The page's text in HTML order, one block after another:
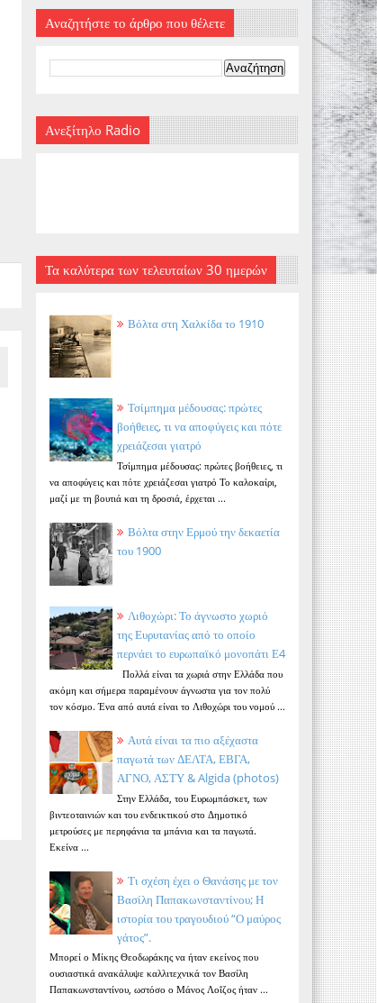
Αναζητήστε το άρθρο που θέλετε
Ανεξίτηλο Radio
Τα καλύτερα των τελευταίων 30 ημερών
Βόλτα στη Χαλκίδα το 1910
Τσίμπημα μέδουσας: πρώτες
βοήθειες, τι να αποφύγεις και πότε
χρειάζεσαι γιατρό
Τσίμπημα μέδουσας: πρώτες βοήθειες, τι
να αποφύγεις και πότε χρειάζεσαι γιατρό Το καλοκαίρι,
μαζί με τη βουτιά και τη δροσιά, έρχεται ...
Βόλτα στην Ερμού την δεκαετία
του 1900
Λιθοχώρι: Το άγνωστο χωριό
της Ευρυτανίας από το οποίο
περνάει το ευρωπαϊκό μονοπάτι Ε4
Πολλά είναι τα χωριά στην Ελλάδα που
ακόμη και σήμερα παραμένουν άγνωστα για τον πολύ
τον κόσμο. Ένα από αυτά είναι το Λιθοχώρι του νομού ...
Αυτά είναι τα πιο αξέχαστα
παγωτά των ΔΕΛΤΑ, ΕΒΓΑ,
ΑΓΝΟ, ΑΣΤΥ & Algida (photos)
Στην Ελλάδα, του Ευρωμπάσκετ, των
βιντεοταινιών και του ενδεικτικού στο Δημοτικό
μετρούσες με περηφάνια τα μπάνια και τα παγωτά.
Εκείνα ...
Τι σχέση έχει ο Θανάσης με τον
Βασίλη Παπακωνσταντίνου; Η
ιστορία του τραγουδιού “Ο μαύρος
γάτος”.
Μπορεί ο Μίκης Θεοδωράκης να ήταν εκείνος που
ουσιαστικά ανακάλυψε καλλιτεχνικά τον Βασίλη
Παπακωνσταντίνου, ωστόσο ο Μάνος Λοΐζος ήταν ...